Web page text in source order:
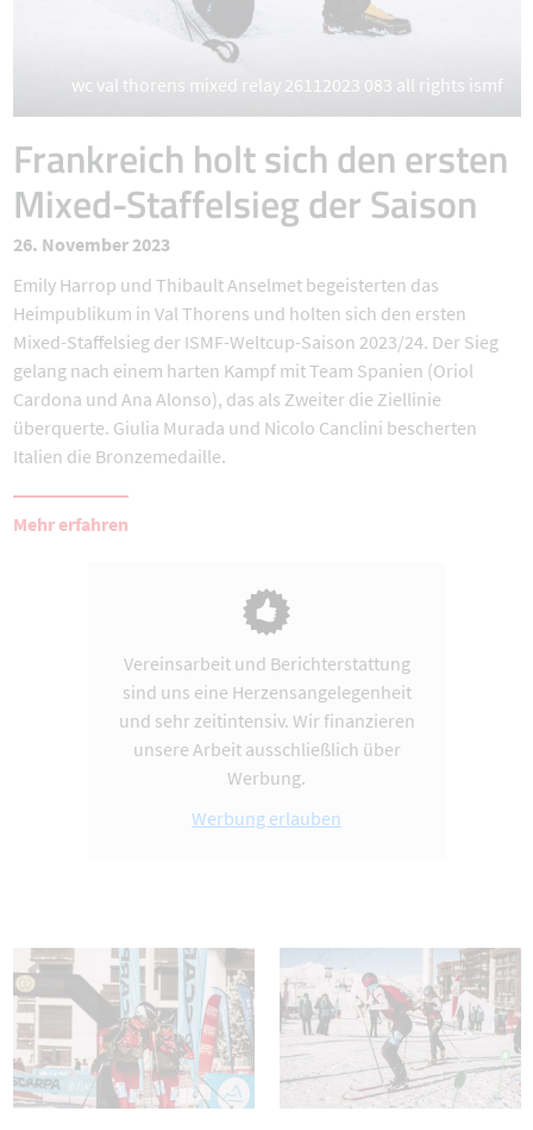
wc val thorens mixed relay 26112023 083 all rights ismf
Frankreich holt sich den ersten
Mixed-Staffelsieg der Saison
26. November 2023
Emily Harrop und Thibault Anselmet begeisterten das
Heimpublikum in Val Thorens und holten sich den ersten
Mixed-Staffelsieg der ISMF-Weltcup-Saison 2023/24. Der Sieg
gelang nach einem harten Kampf mit Team Spanien (Oriol
Cardona und Ana Alonso), das als Zweiter die Ziellinie
überquerte. Giulia Murada und Nicolo Canclini bescherten
Italien die Bronzemedaille.
Mehr erfahren
Vereinsarbeit und Berichterstattung
sind uns eine Herzensangelegenheit
und sehr zeitintensiv. Wir finanzieren
unsere Arbeit ausschließlich über
Werbung.
Werbung erlauben